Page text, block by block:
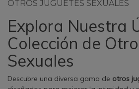
OTROS JUGUETES SEXUALES
Explora Nuestra
Colección de
Sexuales
Descubre una diversa gama de otros